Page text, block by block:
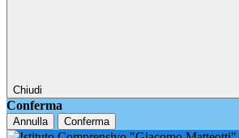
Chiudi
Conferma
Annulla Conferma